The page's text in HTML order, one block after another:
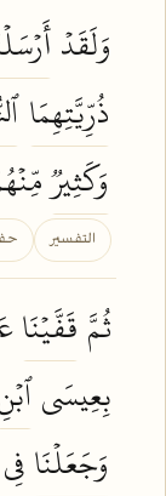
وَلَقَدۡ
ذُرِّيَّتِهِمَا
وَكَثِيرٞ
التفسير
ثُمَّ قَفَّيۡنَا
بِعِيسَى
وَجَعَلۡنَافِي